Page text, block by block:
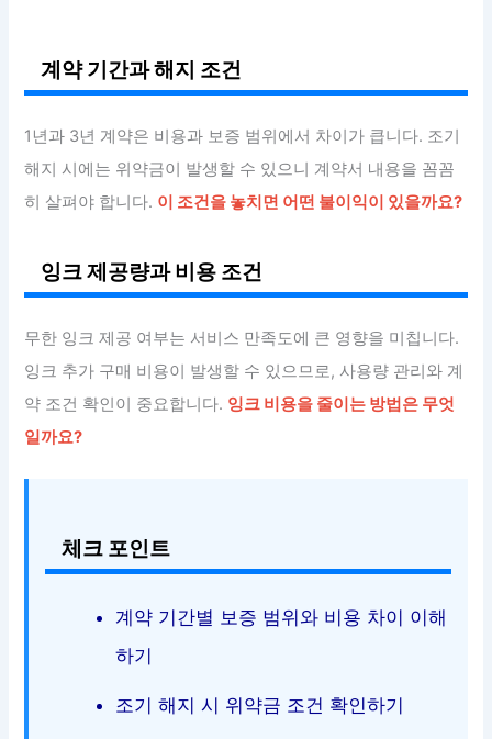
계약 기간과 해지 조건
1년과 3년 계약은 비용과 보증 범위에서 차이가 큽니다. 조기
해지 시에는 위약금이 발생할 수 있으니 계약서 내용을 꼼꼼
히 살펴야 합니다. 이 조건을 놓치면 어떤 불이익이 있을까요?
잉크 제공량과 비용 조건
무한 잉크 제공 여부는 서비스 만족도에 큰 영향을 미칩니다.
잉크 추가 구매 비용이 발생할 수 있으므로, 사용량 관리와 계
약 조건 확인이 중요합니다. 잉크 비용을 줄이는 방법은 무엇
일까요?
체크 포인트
계약 기간별 보증 범위와 비용 차이 이해
하기
조기 해지 시 위약금 조건 확인하기